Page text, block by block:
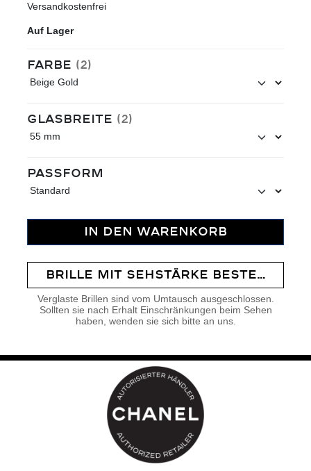
Versandkostenfrei
Auf Lager
Farbe auswählen
(2)
Glasbreite auswählen
(2)
Passform
IN DEN WARENKORB
BRILLE MIT SEHSTÄRKE BESTELLEN
Verglaste Brillen sind vom Umtausch ausgeschlossen.
Sollten sie nach Erhalt Einschränkungen beim Sehen
haben, wenden sie sich bitte an uns.